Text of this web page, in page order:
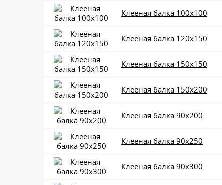
Клееная балка 100x100
Клееная балка 120x150
Клееная балка 150x150
Клееная балка 150x200
Клееная балка 90x200
Клееная балка 90x250
Клееная балка 90x300